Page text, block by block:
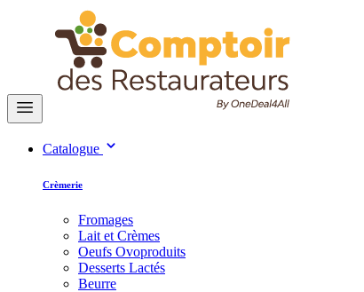
Catalogue
Crèmerie
Fromages
Lait et Crèmes
Oeufs Ovoproduits
Desserts Lactés
Beurre